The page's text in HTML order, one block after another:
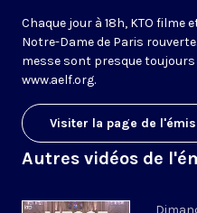
Chaque jour à 18h, KTO
Notre-Dame de Paris
messe sont presque toujours
www.aelf.org.
Visiter la page de
Autres vidéos de